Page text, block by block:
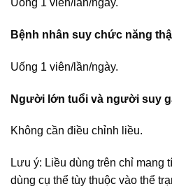
Uống 1 viên/lần/ngày.
Bệnh nhân suy chức năng
Uống 1 viên/lần/ngày.
Người lớn tuổi và người suy
Không cần điều chỉnh liều.
Lưu ý: Liều dùng trên chỉ mang
dùng cụ thể tùy thuộc vào thể